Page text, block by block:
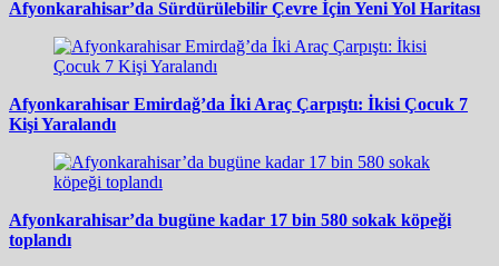
Afyonkarahisar’da Sürdürülebilir Çevre İçin Yeni Yol Haritası
Afyonkarahisar Emirdağ’da İki Araç Çarpıştı: İkisi Çocuk 7
Kişi Yaralandı
Afyonkarahisar’da bugüne kadar 17 bin 580 sokak köpeği
toplandı